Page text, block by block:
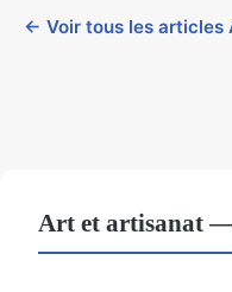
← Voir tous les articles
Art et artisanat